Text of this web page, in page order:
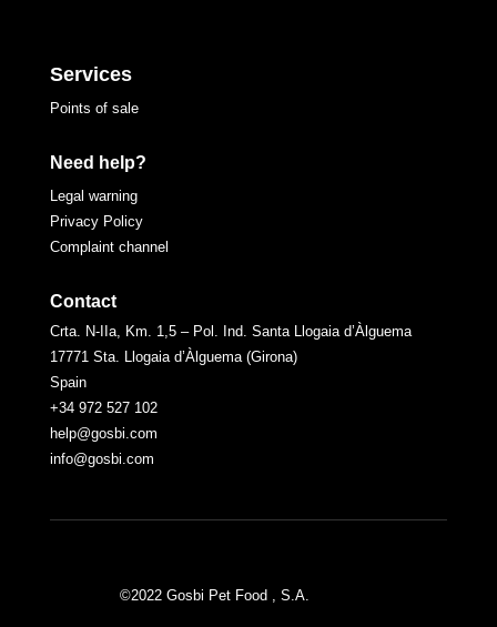
Services
Points of sale
Need help?
Legal warning
Privacy Policy
Complaint channel
Contact
Crta. N-IIa, Km. 1,5 – Pol. Ind. Santa Llogaia d’Àlguema
17771 Sta. Llogaia d’Àlguema (Girona)
Spain
+34 972 527 102
help@gosbi.com
info@gosbi.com
©2022 Gosbi Pet Food , S.A.